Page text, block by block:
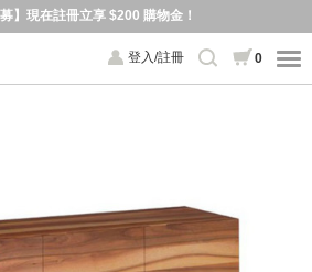
募】現在註冊立享 $200 購物金！
登入/註冊 0